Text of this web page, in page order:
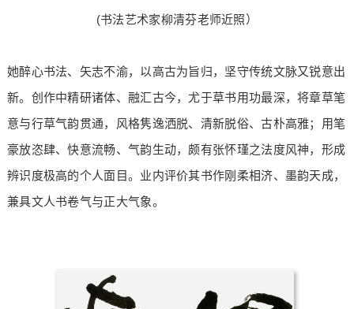
(书法艺术家柳清芬老师近照）
她醉心书法、矢志不渝，以高古为旨归，坚守传统文脉又锐意出
新。创作中精研诸体、融汇古今，尤于草书用功最深，将章草笔
意与行草气韵贯通，风格隽逸洒脱、清新脱俗、古朴高雅；用笔
豪放恣肆、快意流畅、气韵生动，颇有张怀瑾之法度风神，形成
辨识度极高的个人面目。业内评价其书作刚柔相济、墨韵天成，
兼具文人书卷气与正大气象。